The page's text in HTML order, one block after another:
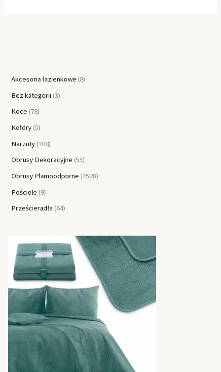
Akcesoria łazienkowe 8
Bez kategorii 3
Koce 78
Kołdry 5
Narzuty 108
Obrusy Dekoracyjne 55
Obrusy Plamoodporne 4528
Pościele 9
Prześcieradła 64